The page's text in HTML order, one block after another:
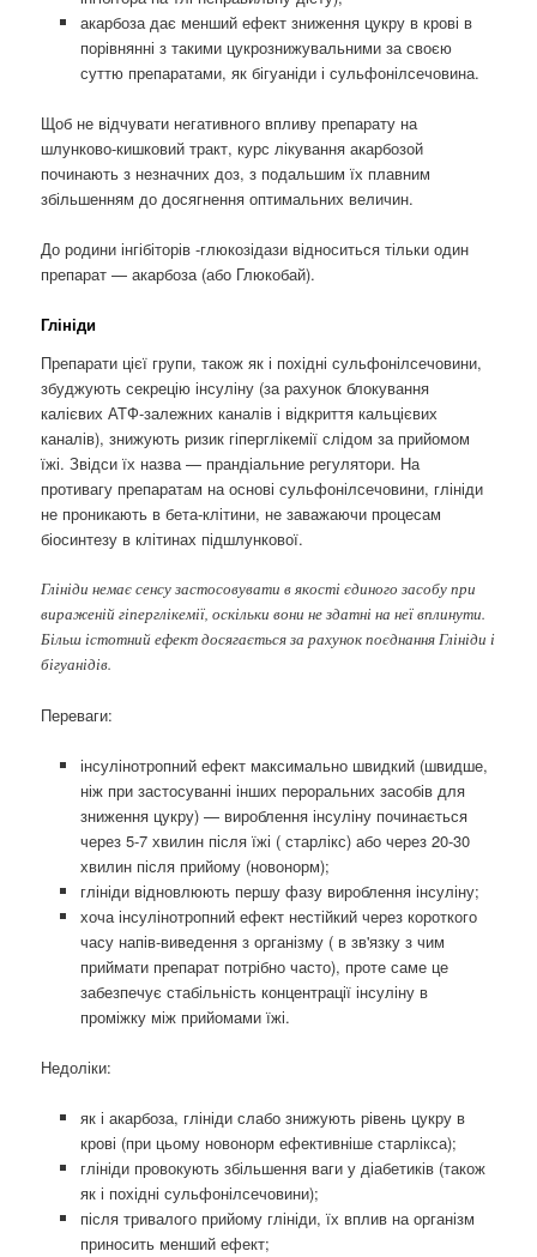
акарбоза дає менший ефект зниження цукру в крові в
порівнянні з такими цукрознижувальними за своєю
суттю препаратами, як бігуаніди і сульфонілсечовина.
Щоб не відчувати негативного впливу препарату на
шлунково-кишковий тракт, курс лікування акарбозой
починають з незначних доз, з подальшим їх плавним
збільшенням до досягнення оптимальних величин.
До родини інгібіторів -глюкозідази відноситься тільки один
препарат — акарбоза (або Глюкобай).
Глініди
Препарати цієї групи, також як і похідні сульфонілсечовини,
збуджують секрецію інсуліну (за рахунок блокування
калієвих АТФ-залежних каналів і відкриття кальцієвих
каналів), знижують ризик гіперглікемії слідом за прийомом
їжі. Звідси їх назва — прандіальние регулятори. На
противагу препаратам на основі сульфонілсечовини, глініди
не проникають в бета-клітини, не заважаючи процесам
біосинтезу в клітинах підшлункової.
Глініди немає сенсу застосовувати в якості єдиного засобу при
вираженій гіперглікемії, оскільки вони не здатні на неї вплинути.
Більш істотний ефект досягається за рахунок поєднання Глініди і
бігуанідів.
Переваги: ​​
інсулінотропний ефект максимально швидкий (швидше,
ніж при застосуванні інших пероральних засобів для
зниження цукру) — вироблення інсуліну починається
через 5-7 хвилин після їжі ( старлікс) або через 20-30
хвилин після прийому (новонорм);
глініди відновлюють першу фазу вироблення інсуліну;
хоча інсулінотропний ефект нестійкий через короткого
часу напів-виведення з організму ( в зв'язку з чим
приймати препарат потрібно часто), проте саме це
забезпечує стабільність концентрації інсуліну в
проміжку між прийомами їжі.
Недоліки:
як і акарбоза, глініди слабо знижують рівень цукру в
крові (при цьому новонорм ефективніше старлікса);
глініди провокують збільшення ваги у діабетиків (також
як і похідні сульфонілсечовини);
після тривалого прийому глініди, їх вплив на організм
приносить менший ефект;